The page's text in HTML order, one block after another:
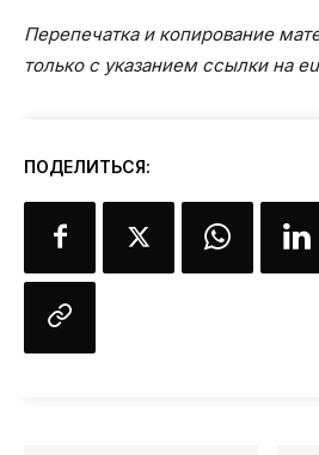
Перепечатка и копирование
только с указанием ссылки на
ПОДЕЛИТЬСЯ: